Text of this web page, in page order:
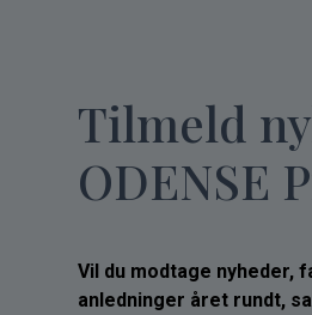
Tilmeld
ODENSE
Vil du modtage nyheder,
anledninger året rundt,